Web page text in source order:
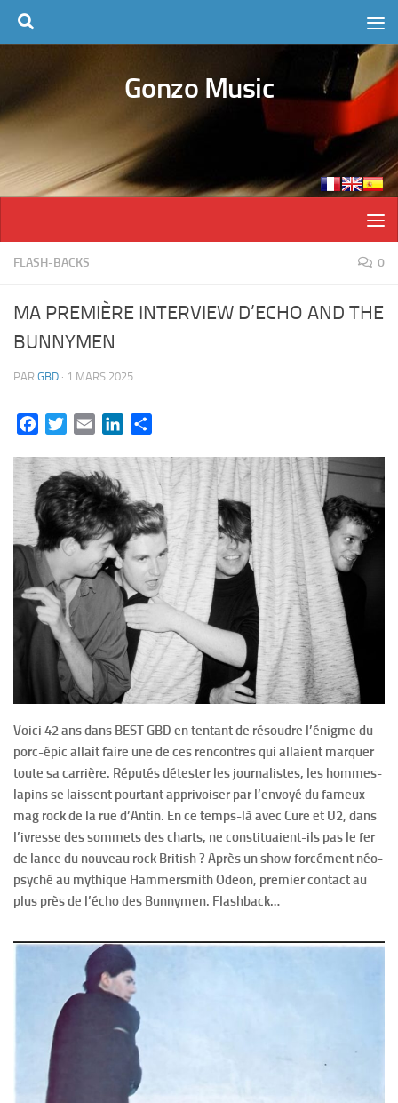
Skip to content
Gonzo Music
FLASH-BACKS 0
MA PREMIÈRE INTERVIEW D’ECHO AND THE
BUNNYMEN
PAR GBD · 1 MARS 2025
FacebookTwitterEmail LinkedIn
Voici 42 ans dans BEST GBD en tentant de résoudre l’énigme du
porc-épic allait faire une de ces rencontres qui allaient marquer
toute sa carrière. Réputés détester les journalistes, les hommes-
lapins se laissent pourtant apprivoiser par l’envoyé du fameux
mag rock de la rue d’Antin. En ce temps-là avec Cure et U2, dans
l’ivresse des sommets des charts, ne constituaient-ils pas le fer
de lance du nouveau rock British ? Après un show forcément néo-
psyché au mythique Hammersmith Odeon, premier contact au
plus près de l’écho des Bunnymen. Flashback…